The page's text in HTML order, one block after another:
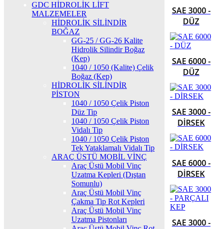
GDC HİDROLİK LİFT
MALZEMELER
HİDROLİK SİLİNDİR
BOĞAZ
GG-25 / GG-26 Kalite
Hidrolik Silindir Boğaz
(Kep)
1040 / 1050 (Kalite) Çelik
Boğaz (Kep)
HİDROLİK SİLİNDİR
PİSTON
1040 / 1050 Çelik Piston
Düz Tip
1040 / 1050 Çelik Piston
Vidalı Tip
1040 / 1050 Çelik Piston
Tek Yataklamalı Vidalı Tip
ARAÇ ÜSTÜ MOBİL VİNÇ
Araç Üstü Mobil Vinç
Uzatma Kepleri (Dıştan
Somunlu)
Araç Üstü Mobil Vinç
Çakma Tip Rot Kepleri
Araç Üstü Mobil Vinç
Uzatma Pistonları
SAE 3000 -
DÜZ
SAE 6000 -
DÜZ
SAE 3000 -
DİRSEK
SAE 6000 -
DİRSEK
SAE 3000 -